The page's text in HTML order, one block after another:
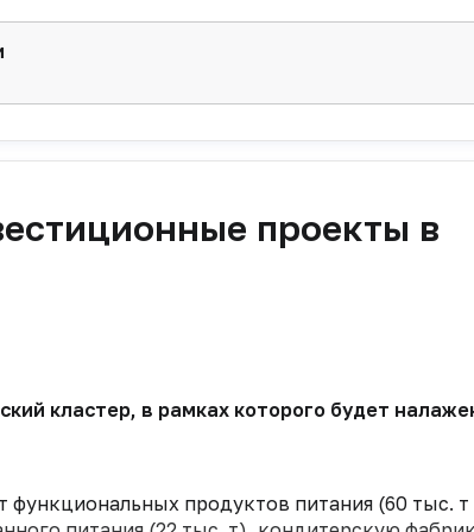
проекты в
кластер, в рамках которого будет
функциональных продуктов питания (60 тыс. т